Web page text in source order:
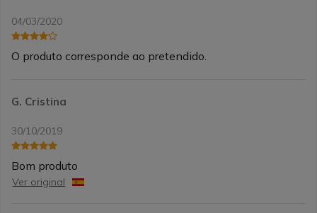
04/03/2020
O produto corresponde ao pretendido.
G. Cristina
30/10/2019
Bom produto
Ver original